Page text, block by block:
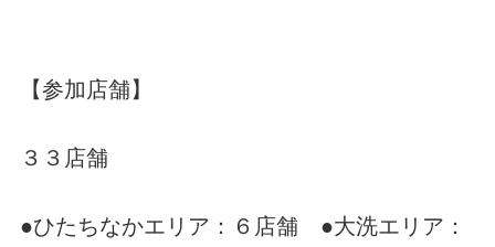
【参加店舗】
３３店舗
●ひたちなかエリア：６店舗 ●大洗エリア：